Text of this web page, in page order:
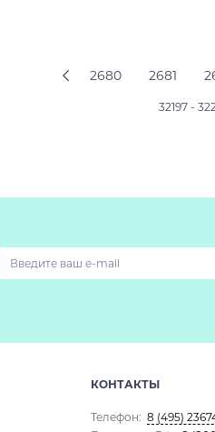
2680 2681
32197 -
КОНТАКТЫ
Телефон: 8 (495)